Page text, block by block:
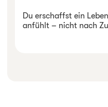
Du erschaffst ein
anfühlt – nicht nach